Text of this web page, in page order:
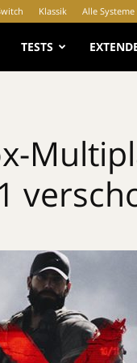
Klassik Alle Systeme
TESTS